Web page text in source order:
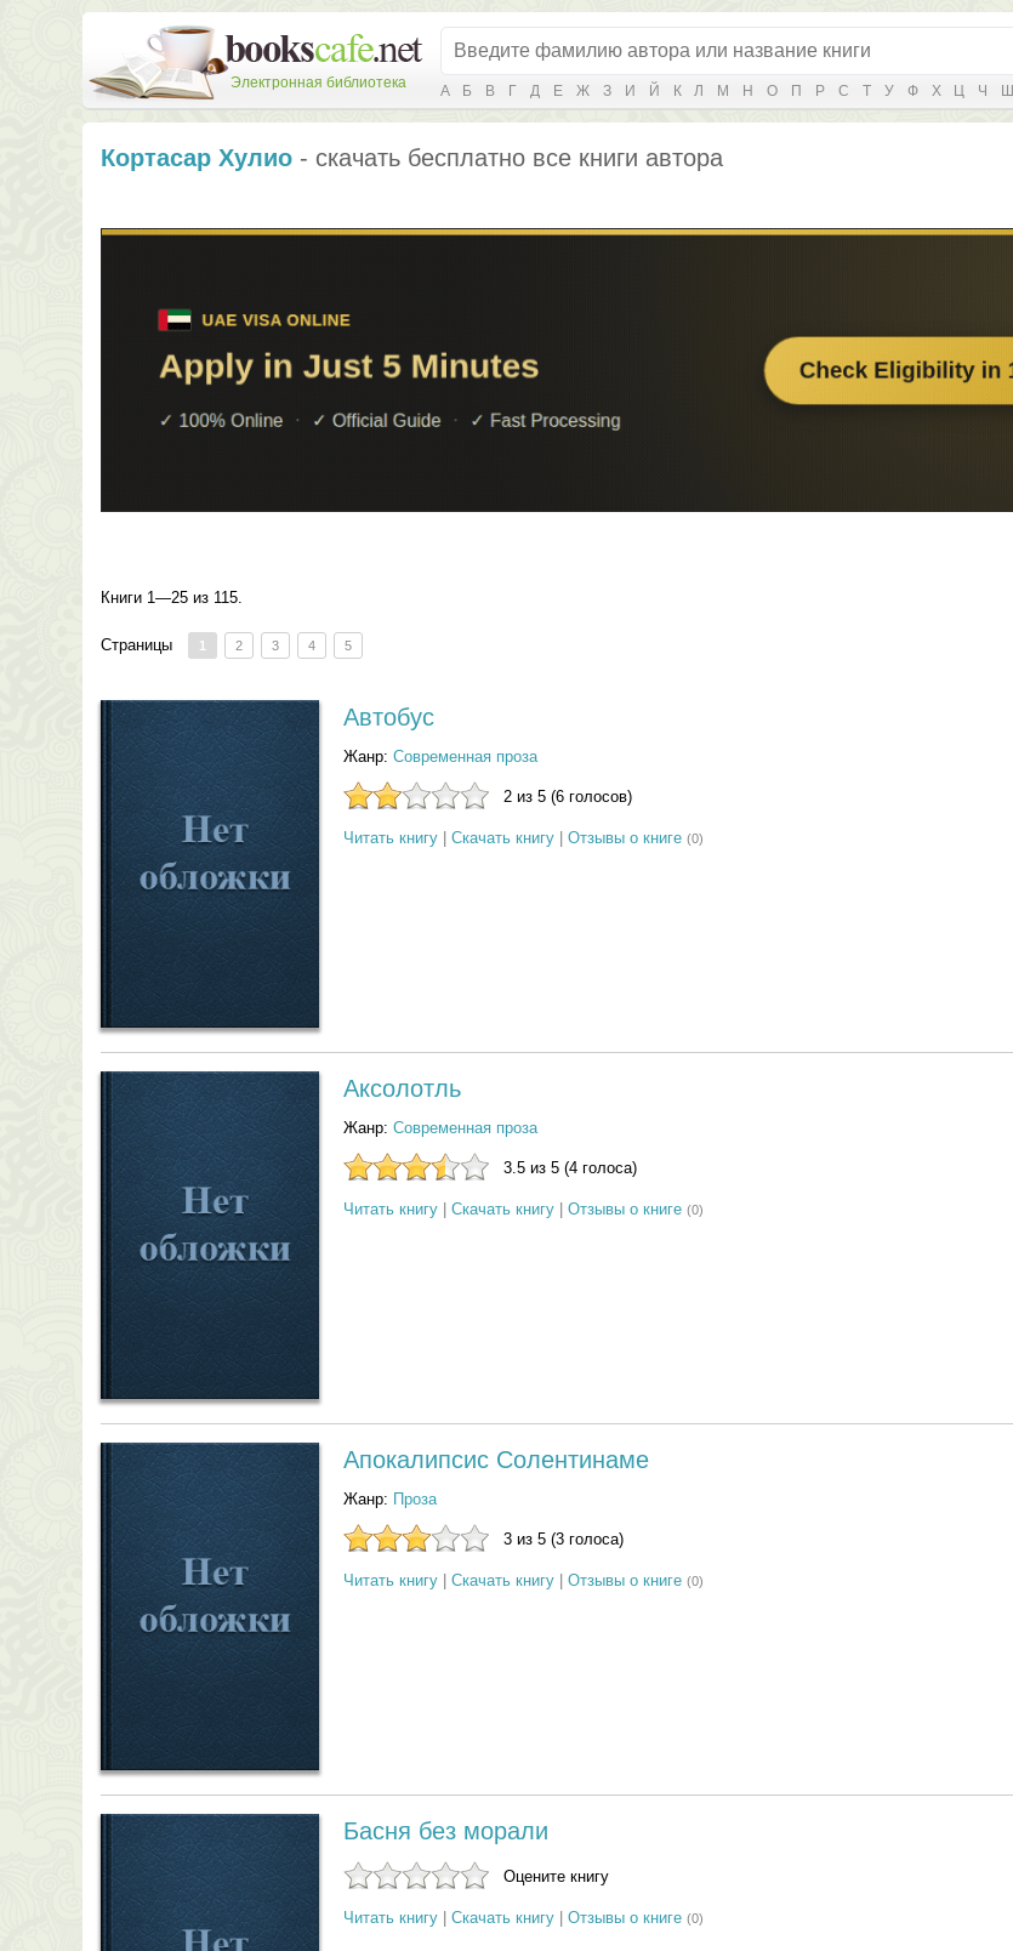
Электронная библиотека А Б В Г Д Е Ж З И Й К Л М Н О П Р С Т У Ф Х Ц Ч Ш
Кортасар Хулио- скачать бесплатно все книги автора
Книги 1—25 из 115.
Страницы 1 2 3 4 5
Автобус
Жанр: Современная проза
2 из 5 (6 голосов)
Читать книгу| Скачать книгу| Отзывы о книге (0)
Аксолотль
Жанр: Современная проза
3.5 из 5 (4 голоса)
Читать книгу| Скачать книгу| Отзывы о книге (0)
Апокалипсис Солентинаме
Жанр: Проза
3 из 5 (3 голоса)
Читать книгу| Скачать книгу| Отзывы о книге (0)
Басня без морали
Оцените книгу
Читать книгу| Скачать книгу| Отзывы о книге (0)